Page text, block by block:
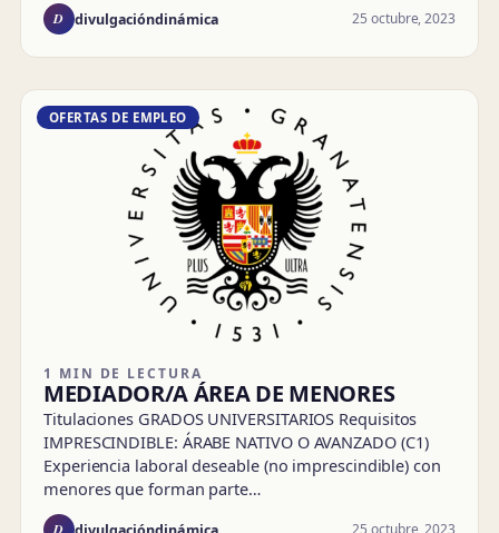
D divulgacióndinámica 25 octubre, 2023
OFERTAS DE EMPLEO
1 MIN DE LECTURA
MEDIADOR/A ÁREA DE MENORES
Titulaciones GRADOS UNIVERSITARIOS Requisitos
IMPRESCINDIBLE: ÁRABE NATIVO O AVANZADO (C1)
Experiencia laboral deseable (no imprescindible) con
menores que forman parte…